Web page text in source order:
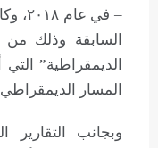
– في
السابقة وذلك
المسار
وبجانب